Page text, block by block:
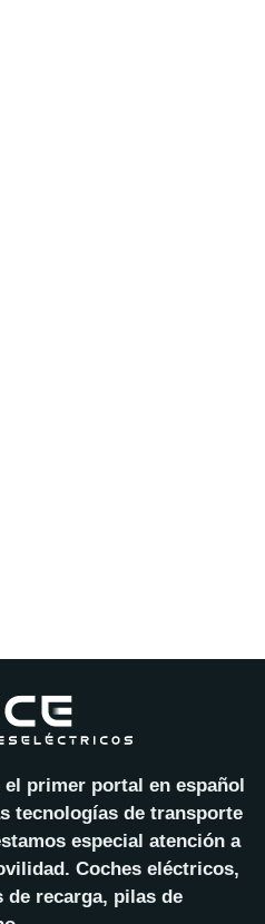
primer portal en español
tecnologías de transporte
especial atención a
Coches eléctricos,
recarga, pilas de